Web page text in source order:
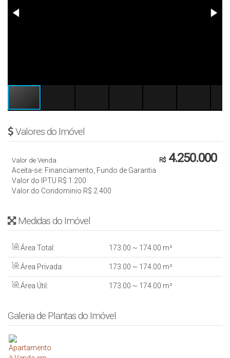
Valores do Imóvel
R$4.250.000
Valor de Venda
Aceita-se: Financiamento, Fundo de Garantia
Valor do IPTU R$ 1.200
Valor do Condominio R$ 2.400
Medidas do Imóvel
Área Total: 173.00 ~ 174.00 m²
Área Privada: 173.00 ~ 174.00 m²
Área Útil: 173.00 ~ 174.00 m²
Galeria de Plantas do Imóvel